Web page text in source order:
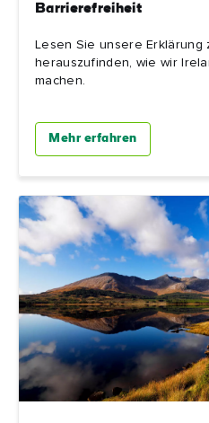
Barrierefreiheit
Lesen Sie unsere Erklärung
herauszufinden, wie wir
machen.
Mehr erfahren